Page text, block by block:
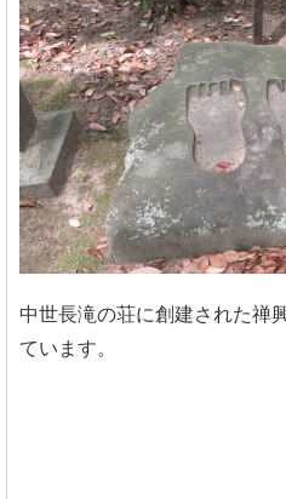
中世長滝の荘に創建された禅
ています。